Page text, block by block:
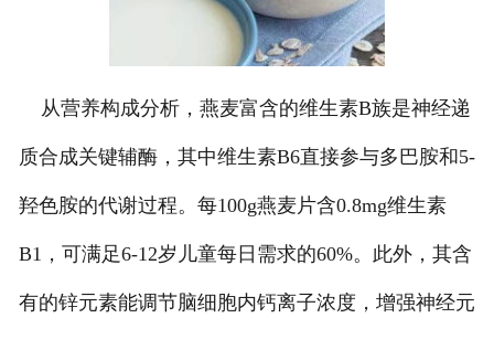
从营养构成分析，燕麦富含的维生素B族是神经递
质合成关键辅酶，其中维生素B6直接参与多巴胺和5-
羟色胺的代谢过程。每100g燕麦片含0.8mg维生素
B1，可满足6-12岁儿童每日需求的60%。此外，其含
有的锌元素能调节脑细胞内钙离子浓度，增强神经元